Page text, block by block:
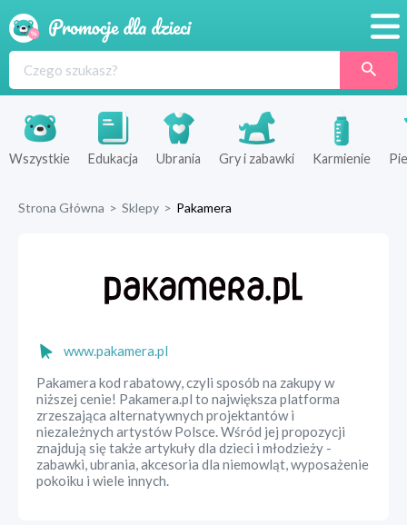
Produkty
Sklepy
Wszystkie Edukacja Ubrania Gry i zabawki Karmienie
Strona Główna > Sklepy > Pakamera
www.pakamera.pl
Pakamera kod rabatowy, czyli sposób na zakupy w
niższej cenie! Pakamera.pl to największa platforma
zrzeszająca alternatywnych projektantów i
niezależnych artystów Polsce. Wśród jej propozycji
znajdują się także artykuły dla dzieci i młodzieży -
zabawki, ubrania, akcesoria dla niemowląt, wyposażenie
pokoiku i wiele innych.